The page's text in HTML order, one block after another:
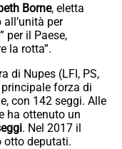
Borne, eletta
per
per il Paese,
la rotta”.
di Nupes (LFI, PS,
principale forza di
con 142 seggi. Alle
ha ottenuto un
. Nel 2017 il
otto deputati.